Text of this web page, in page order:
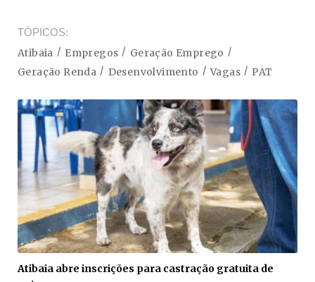
TÓPICOS
Atibaia Empregos
Geração Emprego
Geração Renda
Desenvolvimento Vagas PAT
Atibaia abre inscrições para castração gratuita de